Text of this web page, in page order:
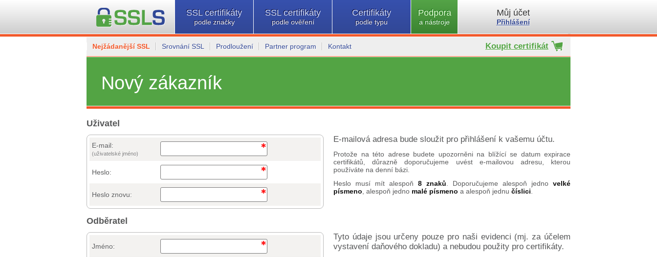
SSL certifikáty
podle značky
SSL certifikáty
podle ověření
Certifikáty
podle typu
Podpora
a nástroje
Můj účet
Přihlášení
Nejžádanější SSL Srovnání SSL Prodloužení Partner program Kontakt Koupit certifikát
Nový zákazník
Uživatel
E-mail:
(uživatelské jméno)
Heslo:
Heslo znovu:
E-mailová adresa bude sloužit pro přihlášení k vašemu účtu.
Protože na této adrese budete upozorněni na blížící se datum expirace
certifikátů, důrazně doporučujeme uvést e-mailovou adresu, kterou
používáte na denní bázi.
Heslo musí mít alespoň 8 znaků . Doporučujeme alespoň jedno velké
písmeno , alespoň jedno malé písmeno a alespoň jednu číslici
Odběratel
Jméno:
Tyto údaje jsou určeny pouze pro naši evidenci (mj. za účelem
vystavení daňového dokladu) a nebudou použity pro certifikáty.